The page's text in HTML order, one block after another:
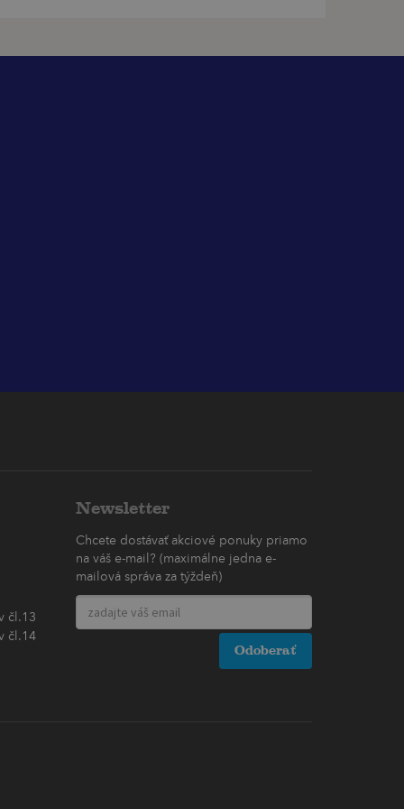
čl.13
čl.14
Newsletter
Chcete dostávať akciové ponuky priamo
na váš e-mail? (maximálne jedna e-
mailová správa za týždeň)
Odoberať